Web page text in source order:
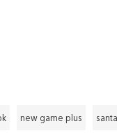
new game plus